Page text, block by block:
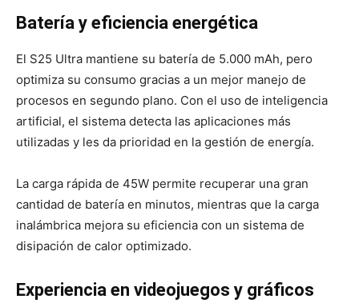
Batería y eficiencia energética
El S25 Ultra mantiene su batería de 5.000 mAh, pero
optimiza su consumo gracias a un mejor manejo de
procesos en segundo plano. Con el uso de inteligencia
artificial, el sistema detecta las aplicaciones más
utilizadas y les da prioridad en la gestión de energía.
La carga rápida de 45W permite recuperar una gran
cantidad de batería en minutos, mientras que la carga
inalámbrica mejora su eficiencia con un sistema de
disipación de calor optimizado.
Experiencia en videojuegos y gráficos